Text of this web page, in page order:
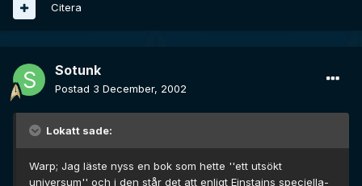
Citera
Sotunk
Postad 3 December, 2002
Lokatt sade:
Warp; Jag läste nyss en bok som hette ''ett utsökt
universum'' och i den står det att enligt Einstains speciella-